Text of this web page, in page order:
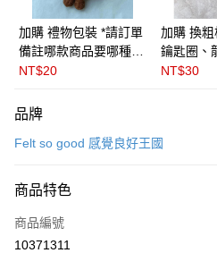
國泰世華商業銀行
臺灣中小企業銀行
匯豐（台灣）商業銀行
聯邦商業銀行
元大商業銀行
台新國際商業銀行
台灣樂天信用卡公司
上海商業儲蓄銀行
國泰世華商業銀行
臺灣中小企業銀行
匯豐（台灣）商業銀行
元大商業銀行
玉山商業銀行
台新國際商業銀行
Apple Pay
悠遊付
Google Pay
全盈+PAY
ATM付款
運送方式
付款後全家取貨
每筆NT$60
加購 禮物包裝 *請訂單
備註哪款商品要哪種包
裝* 🇬🇧英國Felt so
NT$20
加購 換
鑰匙圈、
( 三款可
NT$30
品牌
Felt so good 感覺良好王國
商品特色
商品編號
10371311